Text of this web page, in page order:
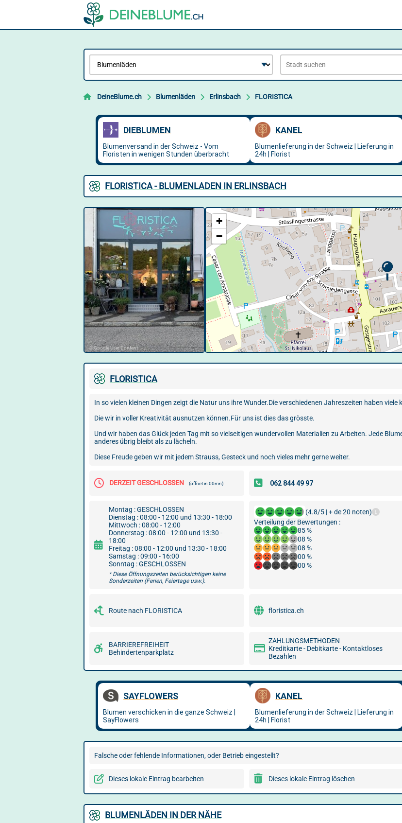
DeineBlume.ch Blumenläden Erlinsbach FLORISTICA
FLORISTICA - BLUMENLADEN IN ERLINSBACH
© Google User Content
+
−
FLORISTICA
In so vielen kleinen Dingen zeigt die Natur uns ihre Wunder.Die verschiedenen Jahreszeiten haben viele
Die wir in voller Kreativität ausnutzen können.Für uns ist dies das grösste.
Und wir haben das Glück jeden Tag mit so vielseitigen wundervollen Materialien zu Arbeiten. Jede
anderes übrig bleibt als zu lächeln.
Diese Freude geben wir mit jedem Strauss, Gesteck und noch vieles mehr gerne weiter.
DERZEIT GESCHLOSSEN (öffnet in 00mn)
Montag : GESCHLOSSEN
Dienstag : 08:00 - 12:00 und 13:30 - 18:00
Mittwoch : 08:00 - 12:00
Donnerstag : 08:00 - 12:00 und 13:30 -
18:00
Freitag : 08:00 - 12:00 und 13:30 - 18:00
Samstag : 09:00 - 16:00
Sonntag : GESCHLOSSEN
* Diese Öffnungszeiten berücksichtigen keine
Sonderzeiten (Ferien, Feiertage usw.).
(4.8/5 | + de 20 noten)
Verteilung der Bewertungen :
85 %
08 %
08 %
00 %
00 %
Route nach FLORISTICA floristica.ch
BARRIEREFREIHEIT
Behindertenparkplatz
ZAHLUNGSMETHODEN
Kreditkarte - Debitkarte - Kontaktloses
Bezahlen
Falsche oder fehlende Informationen, oder Betrieb eingestellt?
Dieses lokale Eintrag bearbeiten Dieses lokale Eintrag löschen
BLUMENLÄDEN IN DER NÄHE